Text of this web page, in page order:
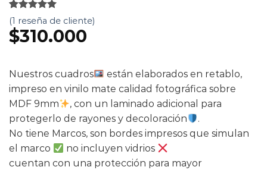
5de
5
basado en
1
valoración
de clientes
(1 reseña de cliente)
$310.000
Nuestros cuadros
están elaborados en retablo,
impreso en vinilo mate calidad fotográfica sobre
MDF 9mm
, con un laminado adicional para
protegerlo de rayones y decoloración
.
No tiene Marcos, son bordes impresos que simulan
el marco
no incluyen vidrios
cuentan con una protección para mayor